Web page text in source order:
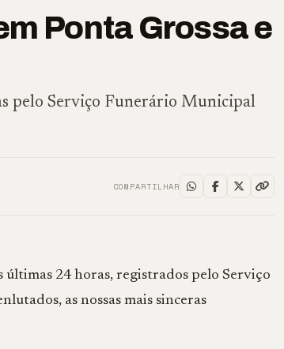
Ponta Grossa e
pelo Serviço Funerário Municipal
COMPARTILHAR
últimas 24 horas, registrados pelo Serviço
as nossas mais sinceras